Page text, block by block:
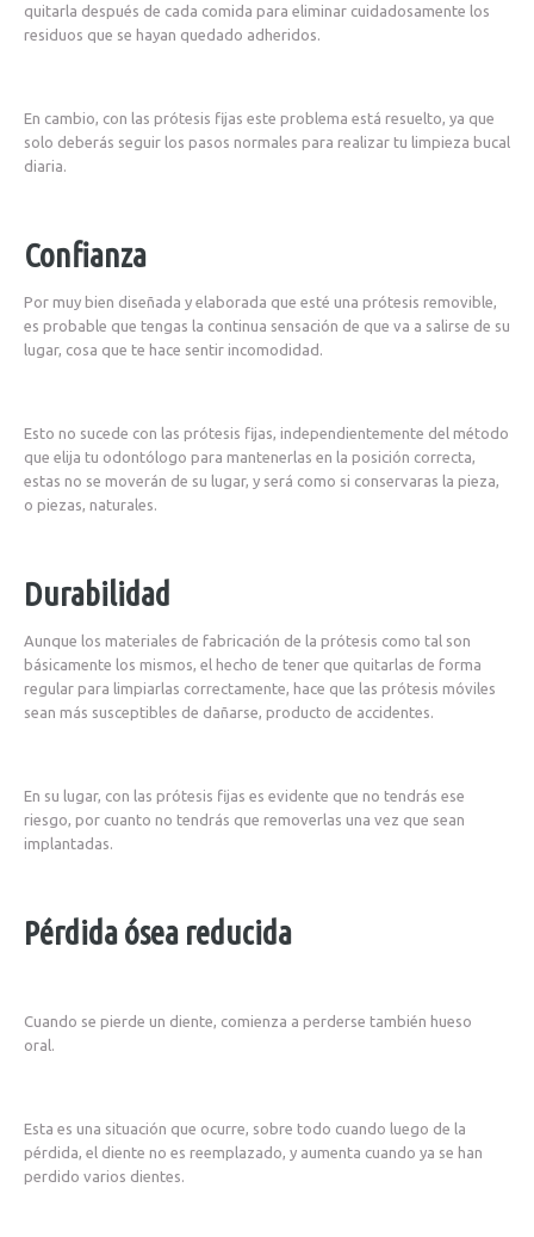
quitarla después de cada comida para eliminar cuidadosamente los
residuos que se hayan quedado adheridos.
En cambio, con las prótesis fijas este problema está resuelto, ya que
solo deberás seguir los pasos normales para realizar tu limpieza bucal
diaria.
Confianza
Por muy bien diseñada y elaborada que esté una prótesis removible,
es probable que tengas la continua sensación de que va a salirse de su
lugar, cosa que te hace sentir incomodidad.
Esto no sucede con las prótesis fijas, independientemente del método
que elija tu odontólogo para mantenerlas en la posición correcta,
estas no se moverán de su lugar, y será como si conservaras la pieza,
o piezas, naturales.
Durabilidad
Aunque los materiales de fabricación de la prótesis como tal son
básicamente los mismos, el hecho de tener que quitarlas de forma
regular para limpiarlas correctamente, hace que las prótesis móviles
sean más susceptibles de dañarse, producto de accidentes.
En su lugar, con las prótesis fijas es evidente que no tendrás ese
riesgo, por cuanto no tendrás que removerlas una vez que sean
implantadas.
Pérdida ósea reducida
Cuando se pierde un diente, comienza a perderse también hueso
oral.
Esta es una situación que ocurre, sobre todo cuando luego de la
pérdida, el diente no es reemplazado, y aumenta cuando ya se han
perdido varios dientes.